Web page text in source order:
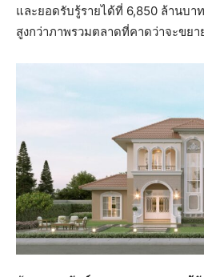
และยอดรับรู้รายได้ที่ 6,850 ล้านบา
สูงกว่าภาพรวมตลาดที่คาดว่าจะขยา